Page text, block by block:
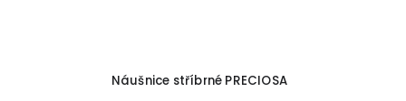
Náušnice stříbrné PRECIOSA